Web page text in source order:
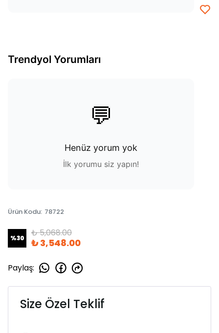
Trendyol Yorumları
💬
Henüz yorum yok
İlk yorumu siz yapın!
Ürün Kodu: 78722
%30 ₺ 5,068.00
₺ 3,548.00
Paylaş:
Size Özel Teklif